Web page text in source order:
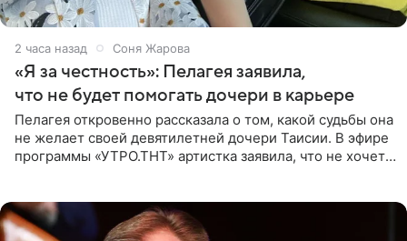
2 часа назад Соня Жарова
«Я за честность»: Пелагея заявила,
что не будет помогать дочери в карьере
Пелагея откровенно рассказала о том, какой судьбы она
не желает своей девятилетней дочери Таисии. В эфире
программы «УТРО.ТНТ» артистка заявила, что не хочет